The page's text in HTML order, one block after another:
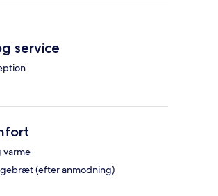
service
varme
(efter anmodning)